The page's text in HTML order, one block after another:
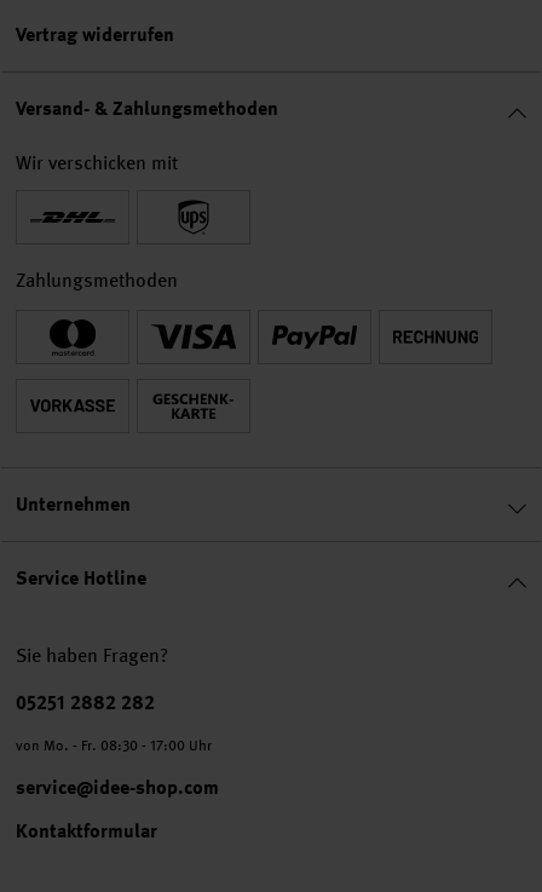
Service Hotline
Sie haben Fragen?
Telefonnummer
05251 2882 282
von Mo. - Fr. 08:30 - 17:00 Uhr
service@idee-shop.com
Kontaktformular
Vertrag widerrufen
Versand- & Zahlungsmethoden
Wir verschicken mit
Zahlungsmethoden
Unternehmen